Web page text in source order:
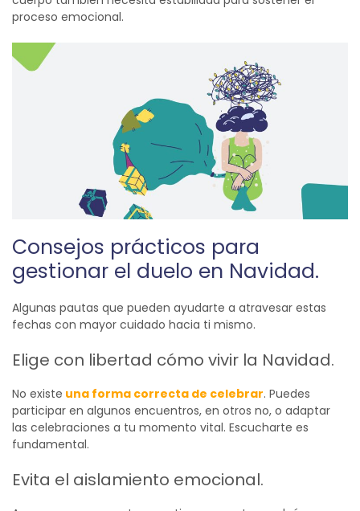
proceso emocional.
Consejos prácticos para
gestionar el duelo en Navidad.
Algunas pautas que pueden ayudarte a atravesar estas
fechas con mayor cuidado hacia ti mismo.
Elige con libertad cómo vivir la Navidad.
No existe una forma correcta de celebrar. Puedes
participar en algunos encuentros, en otros no, o adaptar
las celebraciones a tu momento vital. Escucharte es
fundamental.
Evita el aislamiento emocional.